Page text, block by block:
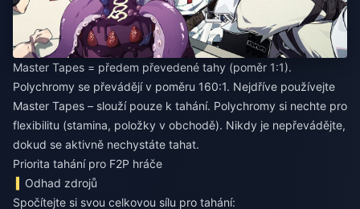
Master Tapes = předem převedené tahy (poměr 1:1).
Polychromy se převádějí v poměru 160:1. Nejdříve používejte
Master Tapes – slouží pouze k tahání. Polychromy si nechte pro
flexibilitu (stamina, položky v obchodě). Nikdy je nepřevádějte,
dokud se aktivně nechystáte tahat.
Priorita tahání pro F2P hráče
Odhad zdrojů
Spočítejte si svou celkovou sílu pro tahání: